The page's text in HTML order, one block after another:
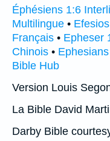
Éphésiens 1:6
Multilingue •
Français • Epheser
Chinois •
Bible Hub
Version Louis
La Bible David
Darby Bible